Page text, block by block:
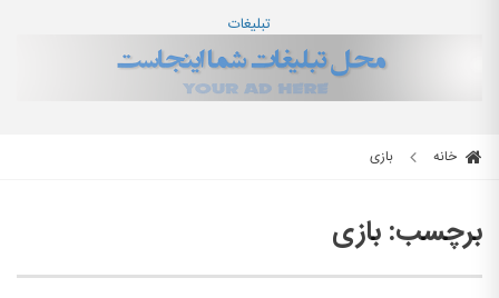
تبلیغات
خانه بازی
برچسب:بازی